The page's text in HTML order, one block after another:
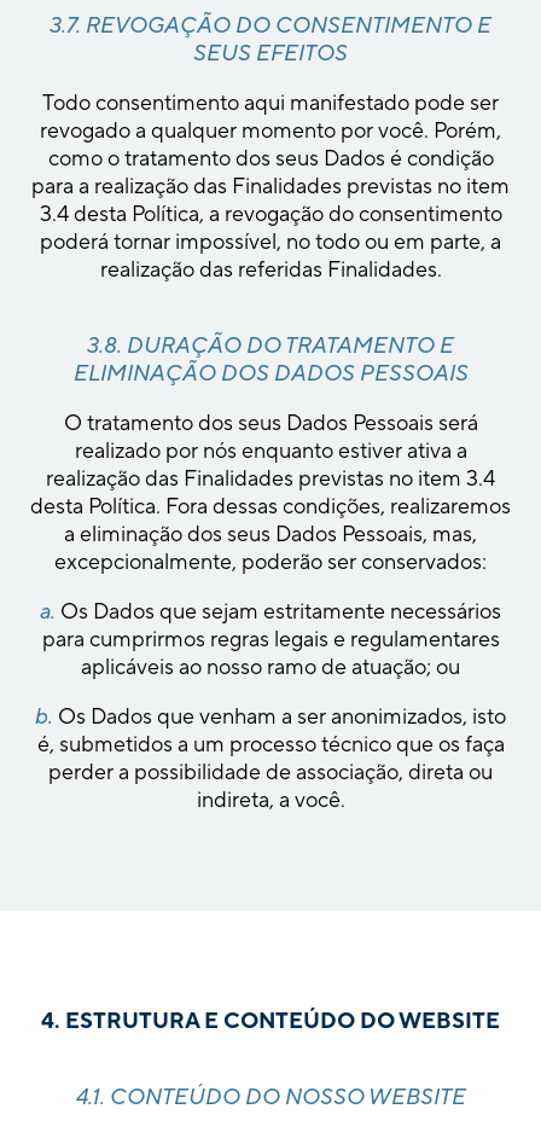
3.7. REVOGAÇÃO DO CONSENTIMENTO E
SEUS EFEITOS
Todo consentimento aqui manifestado pode ser
revogado a qualquer momento por você. Porém,
como o tratamento dos seus Dados é condição
para a realização das Finalidades previstas no item
3.4 desta Política, a revogação do consentimento
poderá tornar impossível, no todo ou em parte, a
realização das referidas Finalidades.
3.8. DURAÇÃO DO TRATAMENTO E
ELIMINAÇÃO DOS DADOS PESSOAIS
O tratamento dos seus Dados Pessoais será
realizado por nós enquanto estiver ativa a
realização das Finalidades previstas no item 3.4
desta Política. Fora dessas condições, realizaremos
a eliminação dos seus Dados Pessoais, mas,
excepcionalmente, poderão ser conservados:
a. Os Dados que sejam estritamente necessários
para cumprirmos regras legais e regulamentares
aplicáveis ao nosso ramo de atuação; ou
b. Os Dados que venham a ser anonimizados, isto
é, submetidos a um processo técnico que os faça
perder a possibilidade de associação, direta ou
indireta, a você.
4. ESTRUTURA E CONTEÚDO DO WEBSITE
4.1. CONTEÚDO DO NOSSO WEBSITE